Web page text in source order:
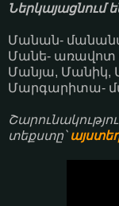
Ներկայացնում
Մանան-
Մանե- առավոտ
Մանյա, Մանիկ,
Մարգարիտա-
տեքստը՝